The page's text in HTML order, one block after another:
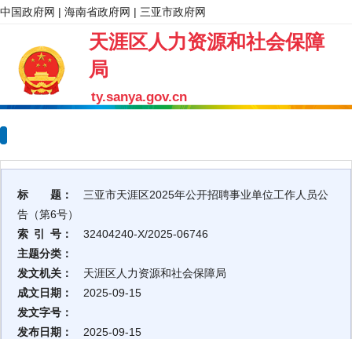
中国政府网 | 海南省政府网 | 三亚市政府网
天涯区人力资源和社会保障
局
ty.sanya.gov.cn
标 题：
三亚市天涯区2025年公开招聘事业单位工作人员公
告（第6号）
索 引 号：
32404240-X/2025-06746
主题分类：
发文机关：
天涯区人力资源和社会保障局
成文日期：
2025-09-15
发文字号：
发布日期：
2025-09-15